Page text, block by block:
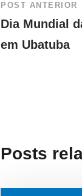
POST ANTERIOR
Dia Mundial
em Ubatuba
Posts